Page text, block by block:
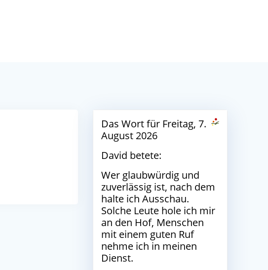
Das Wort für Freitag, 7.
August 2026
David betete:
Wer glaubwürdig und
zuverlässig ist, nach dem
halte ich Ausschau.
Solche Leute hole ich mir
an den Hof, Menschen
mit einem guten Ruf
nehme ich in meinen
Dienst.